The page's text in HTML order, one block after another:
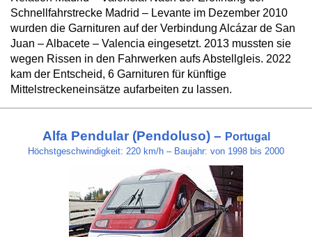
Schnellfahrstrecke Madrid – Levante im Dezember 2010
wurden die Garnituren auf der Verbindung Alcázar de San
Juan – Albacete – Valencia eingesetzt. 2013 mussten sie
wegen Rissen in den Fahrwerken aufs Abstellgleis. 2022
kam der Entscheid, 6 Garnituren für künftige
Mittelstreckeneinsätze aufarbeiten zu lassen.
Alfa Pendular (Pendoluso) – Portugal
Höchstgeschwindigkeit: 220 km/h – Baujahr: von 1998 bis 2000